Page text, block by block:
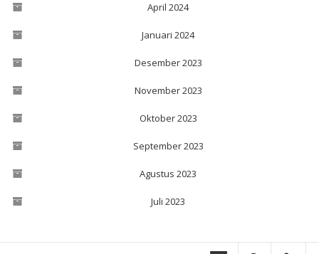
April 2024
Januari 2024
Desember 2023
November 2023
Oktober 2023
September 2023
Agustus 2023
Juli 2023